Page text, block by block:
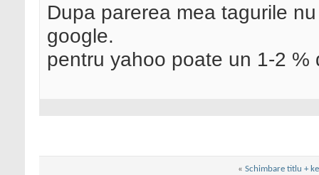
Dupa parerea mea tagurile
google.
pentru yahoo poate un 1-2
« Schimbare titlu +